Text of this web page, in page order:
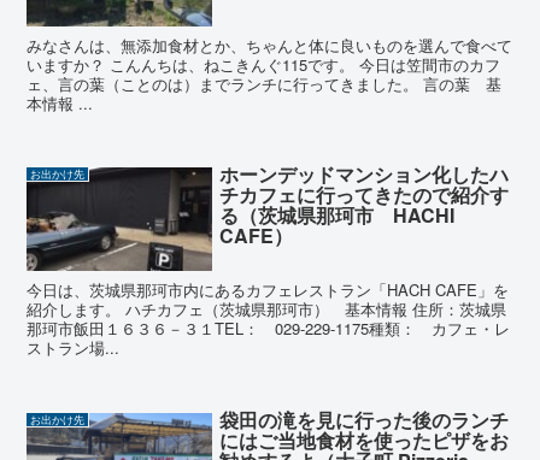
みなさんは、無添加食材とか、ちゃんと体に良いものを選んで食べて
いますか？ こんんちは、ねこきんぐ115です。 今日は笠間市のカフ
ェ、言の葉（ことのは）までランチに行ってきました。 言の葉 基
本情報 ...
お出かけ先 ホーンデッドマンション化したハ
チカフェに行ってきたので紹介す
る（茨城県那珂市 HACHI
CAFE）
今日は、茨城県那珂市内にあるカフェレストラン「HACH CAFE」を
紹介します。 ハチカフェ（茨城県那珂市） 基本情報 住所：茨城県
那珂市飯田１６３６－３１TEL： 029-229-1175種類： カフェ・レ
ストラン場...
お出かけ先 袋田の滝を見に行った後のランチ
にはご当地食材を使ったピザをお